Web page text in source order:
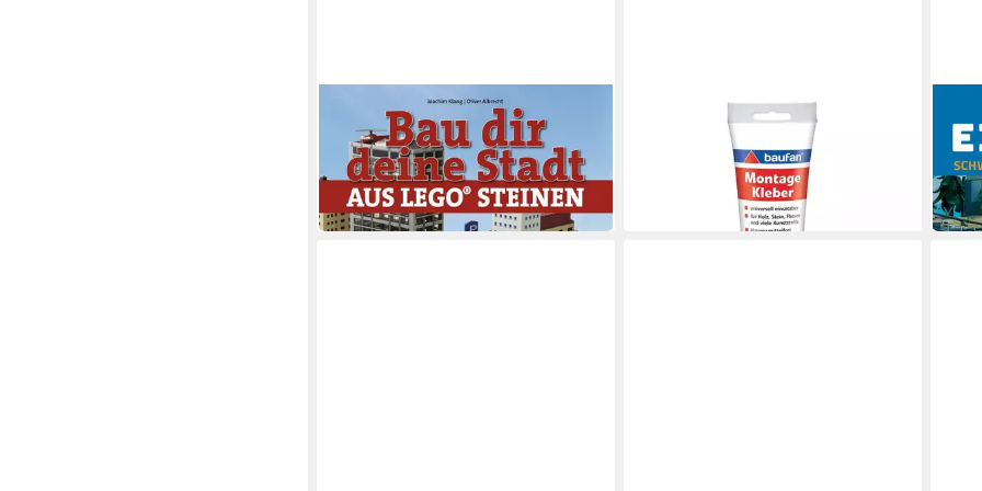
Bau dir deine Stadt / Joachim Klang,
Oliver Albrecht
19,99 €
in 3-4 Werktagen bei dir
Montagekleber 300 g Klebstoff für
Innen Holzkleber Fliesenkleber uvm
in 6-7 Werktagen bei dir
Bau
in 3-